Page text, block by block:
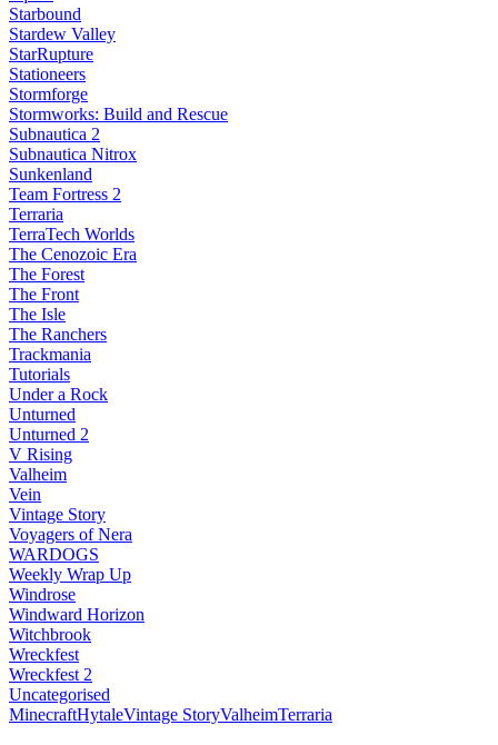
Starbound
Stardew Valley
StarRupture
Stationeers
Stormforge
Stormworks: Build and Rescue
Subnautica 2
Subnautica Nitrox
Sunkenland
Team Fortress 2
Terraria
TerraTech Worlds
The Cenozoic Era
The Forest
The Front
The Isle
The Ranchers
Trackmania
Tutorials
Under a Rock
Unturned
Unturned 2
V Rising
Valheim
Vein
Vintage Story
Voyagers of Nera
WARDOGS
Weekly Wrap Up
Windrose
Windward Horizon
Witchbrook
Wreckfest
Wreckfest 2
Uncategorised
MinecraftHytaleVintage StoryValheimTerraria